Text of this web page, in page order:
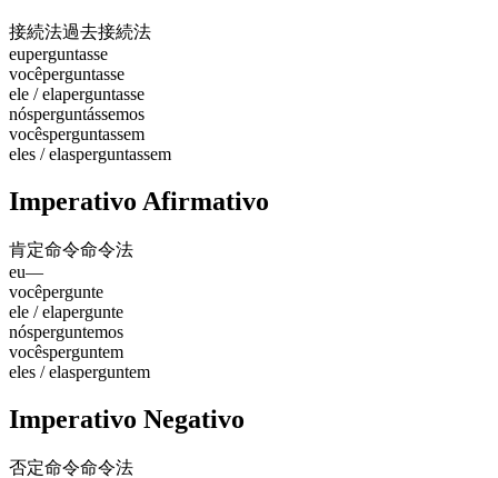
接続法過去接続法
euperguntasse
vocêperguntasse
ele / elaperguntasse
nósperguntássemos
vocêsperguntassem
eles / elasperguntassem
Imperativo Afirmativo
肯定命令命令法
eu—
vocêpergunte
ele / elapergunte
nósperguntemos
vocêsperguntem
eles / elasperguntem
Imperativo Negativo
否定命令命令法